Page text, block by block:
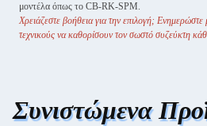
μοντέλα όπως το CB-RK-SPM.
Χρειάζεστε βοήθεια για την επιλογή;
τεχνικούς να καθορίσουν τον σωστό συζεύκτη
Συνιστώμενα